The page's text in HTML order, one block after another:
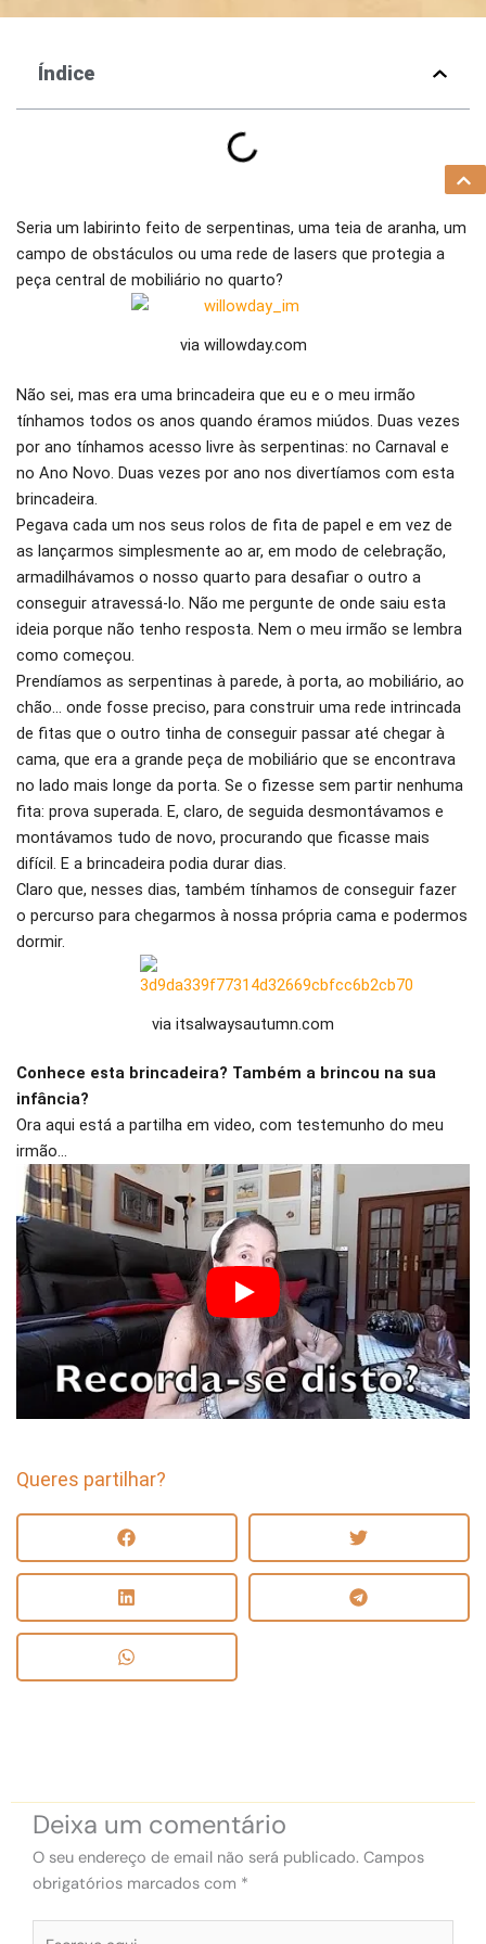
Índice
Seria um labirinto feito de serpentinas, uma teia de aranha, um
campo de obstáculos ou uma rede de lasers que protegia a
peça central de mobiliário no quarto?
via willowday.com
Não sei, mas era uma brincadeira que eu e o meu irmão
tínhamos todos os anos quando éramos miúdos. Duas vezes
por ano tínhamos acesso livre às serpentinas: no Carnaval e
no Ano Novo. Duas vezes por ano nos divertíamos com esta
brincadeira.
Pegava cada um nos seus rolos de fita de papel e em vez de
as lançarmos simplesmente ao ar, em modo de celebração,
armadilhávamos o nosso quarto para desafiar o outro a
conseguir atravessá-lo. Não me pergunte de onde saiu esta
ideia porque não tenho resposta. Nem o meu irmão se lembra
como começou.
Prendíamos as serpentinas à parede, à porta, ao mobiliário, ao
chão… onde fosse preciso, para construir uma rede intrincada
de fitas que o outro tinha de conseguir passar até chegar à
cama, que era a grande peça de mobiliário que se encontrava
no lado mais longe da porta. Se o fizesse sem partir nenhuma
fita: prova superada. E, claro, de seguida desmontávamos e
montávamos tudo de novo, procurando que ficasse mais
difícil. E a brincadeira podia durar dias.
Claro que, nesses dias, também tínhamos de conseguir fazer
o percurso para chegarmos à nossa própria cama e podermos
dormir.
via itsalwaysautumn.com
Conhece esta brincadeira? Também a brincou na sua
infância?
Ora aqui está a partilha em video, com testemunho do meu
irmão…
Queres partilhar?
Deixa um comentário
O seu endereço de email não será publicado. Campos
obrigatórios marcados com *